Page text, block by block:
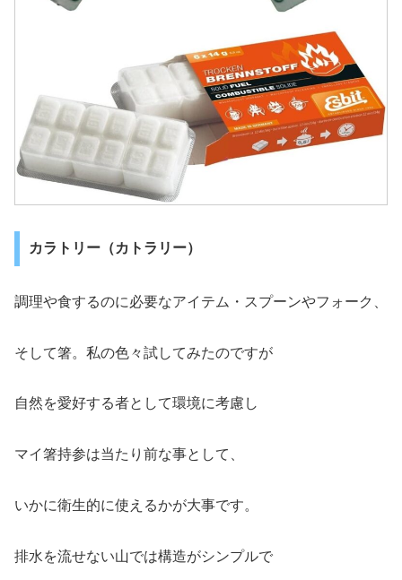
カラトリー（カトラリー）
調理や食するのに必要なアイテム・スプーンやフォーク、
そして箸。私の色々試してみたのですが
自然を愛好する者として環境に考慮し
マイ箸持参は当たり前な事として、
いかに衛生的に使えるかが大事です。
排水を流せない山では構造がシンプルで